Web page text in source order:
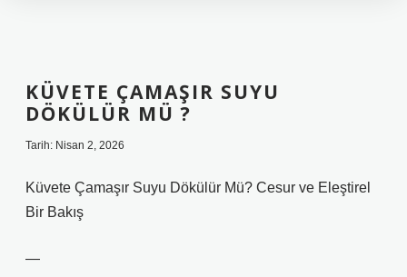
KÜVETE ÇAMAŞIR SUYU
DÖKÜLÜR MÜ ?
Tarih: Nisan 2, 2026
Küvete Çamaşır Suyu Dökülür Mü? Cesur ve Eleştirel
Bir Bakış
—